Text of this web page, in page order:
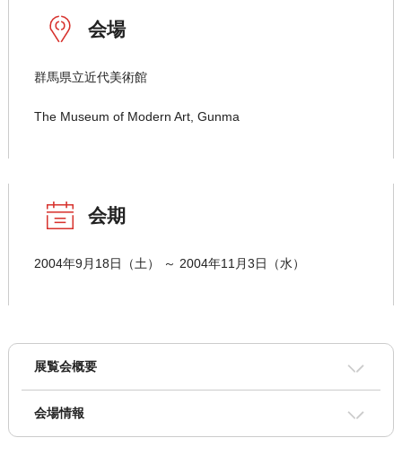
会場
群馬県立近代美術館
The Museum of Modern Art, Gunma
会期
2004年9月18日（土） ～ 2004年11月3日（水）
展覧会概要
会場情報